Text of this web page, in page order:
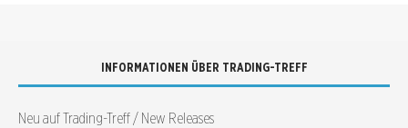
INFORMATIONEN ÜBER TRADING-TREFF
Neu auf Trading-Treff / New Releases